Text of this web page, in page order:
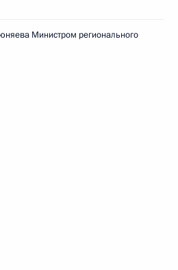
Министром регионального